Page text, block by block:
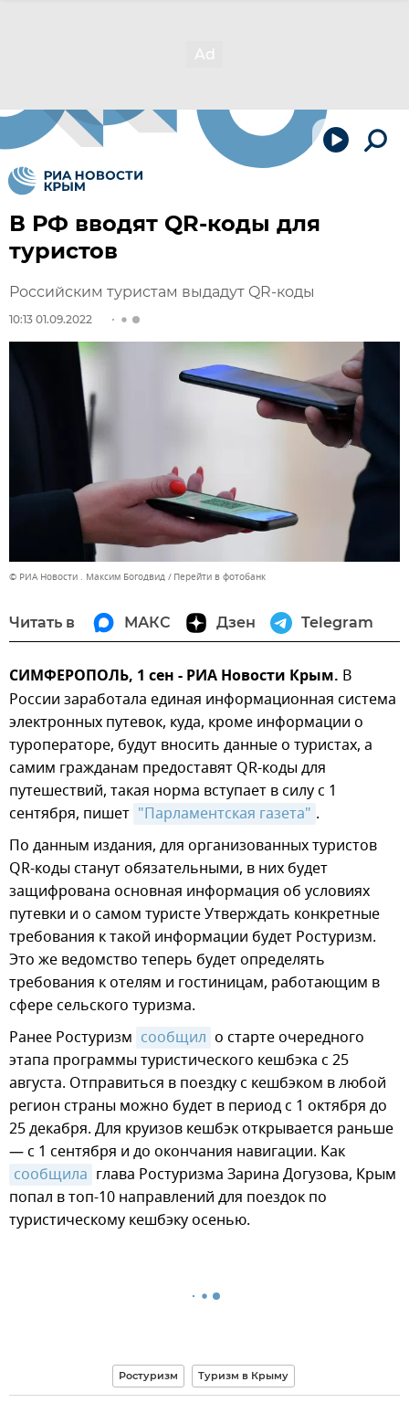
В РФ вводят QR-коды для
туристов
Российским туристам выдадут QR-коды
10:13 01.09.2022
© РИА Новости . Максим Богодвид Перейти в фотобанк
Читать в МАКС Дзен Telegram
СИМФЕРОПОЛЬ, 1 сен - РИА Новости Крым. В
России заработала единая информационная система
электронных путевок, куда, кроме информации о
туроператоре, будут вносить данные о туристах, а
самим гражданам предоставят QR-коды для
путешествий, такая норма вступает в силу с 1
сентября, пишет "Парламентская газета" .
По данным издания, для организованных туристов
QR-коды станут обязательными, в них будет
защифрована основная информация об условиях
путевки и о самом туристе Утверждать конкретные
требования к такой информации будет Ростуризм.
Это же ведомство теперь будет определять
требования к отелям и гостиницам, работающим в
сфере сельского туризма.
Ранее Ростуризм сообщил о старте очередного
этапа программы туристического кешбэка с 25
августа. Отправиться в поездку с кешбэком в любой
регион страны можно будет в период с 1 октября до
25 декабря. Для круизов кешбэк открывается раньше
— с 1 сентября и до окончания навигации. Как
сообщила глава Ростуризма Зарина Догузова, Крым
попал в топ-10 направлений для поездок по
туристическому кешбэку осенью.
Ростуризм Туризм в Крыму